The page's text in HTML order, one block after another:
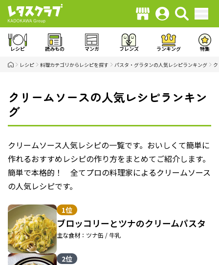
レシピ 読みもの マンガ フレンズ ランキング 特集
レシピ 料理カテゴリからレシピを探す パスタ・グラタンの人気レシピランキング
クリームソースの人気レシピランキン
グ
クリームソース人気レシピの一覧です。おいしくて簡単に
作れるおすすめレシピの作り方をまとめてご紹介します。
簡単で本格的！ 全てプロの料理家によるクリームソース
の人気レシピです。
1位
ブロッコリーとツナのクリームパスタ
主な食材：ツナ缶 / 牛乳
2位